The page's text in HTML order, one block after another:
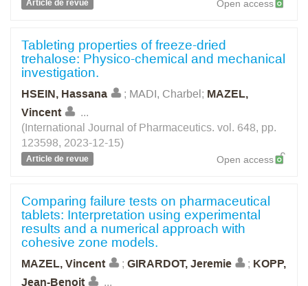
Article de revue Open access
Tableting properties of freeze-dried
trehalose: Physico-chemical and mechanical
investigation.
HSEIN, Hassana ; MADI, Charbel ; MAZEL,
Vincent
...
(International Journal of Pharmaceutics. vol. 648, pp.
123598, 2023-12-15)
Article de revue Open access
Comparing failure tests on pharmaceutical
tablets: Interpretation using experimental
results and a numerical approach with
cohesive zone models.
MAZEL, Vincent ; GIRARDOT, Jeremie ; KOPP,
Jean-Benoit
...